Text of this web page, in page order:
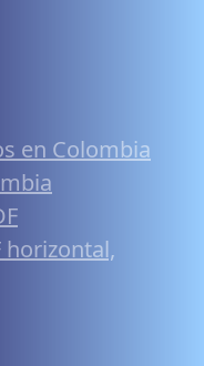
en Colombia
horizontal,